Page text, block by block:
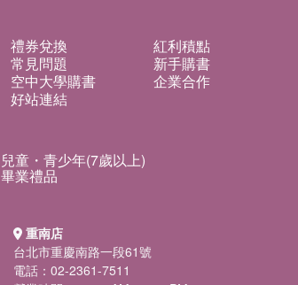
禮券兌換
紅利積點
常見問題
新手購書
空中大學購書
企業合作
好站連結
兒童・青少年(7歲以上)
畢業禮品
重南店
台北市重慶南路一段61號
電話：02-2361-7511